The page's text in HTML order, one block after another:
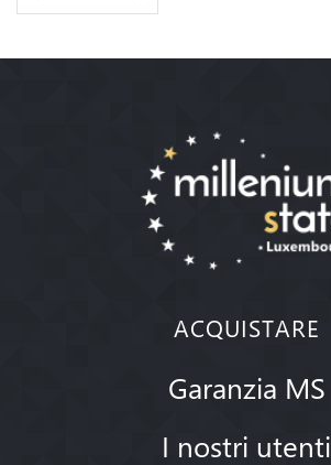
ACQUISTARE
Garanzia MS
I nostri utenti